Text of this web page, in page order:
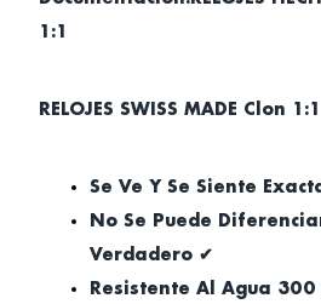
1:1
RELOJES SWISS MADE Clon 1:1
Se Ve Y Se Siente
No Se Puede
Verdadero ✔
Resistente Al Agua 300